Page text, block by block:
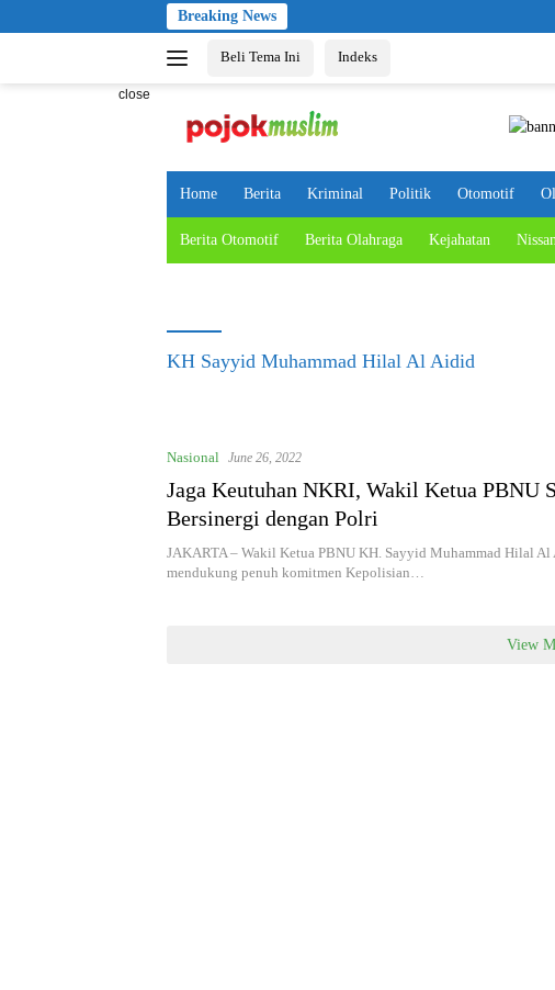
to
Breaking News
Beli Tema Ini Indeks
close
Home Berita Kriminal Politik Otomotif
Berita Otomotif Berita Olahraga Kejahatan
KH Sayyid Muhammad Hilal Al Aidid
Nasional June 26, 2022
Jaga Keutuhan NKRI, Wakil Ketua PBNU
Bersinergi dengan Polri
JAKARTA – Wakil Ketua PBNU KH. Sayyid Muhammad Hilal Al
mendukung penuh komitmen Kepolisian…
View